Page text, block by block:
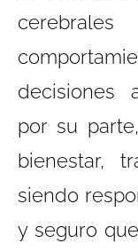
decisiones
por su
bienestar,
siendo
y seguro